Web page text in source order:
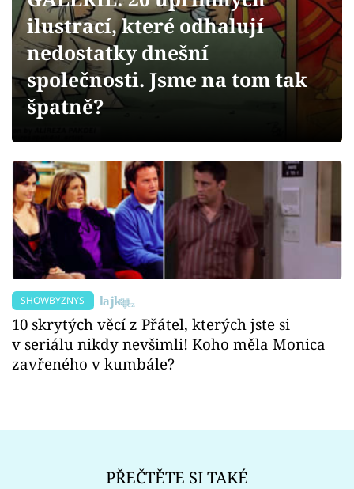
Videa
Sledujte prima+
Sledujte nás
ilustrací, které odhalují
nedostatky dnešní
společnosti. Jsme na tom tak
špatně?
SHOWBYZNYS
10 skrytých věcí z Přátel, kterých jste si
v seriálu nikdy nevšimli! Koho měla Monica
zavřeného v kumbále?
PŘEČTĚTE SI TAKÉ